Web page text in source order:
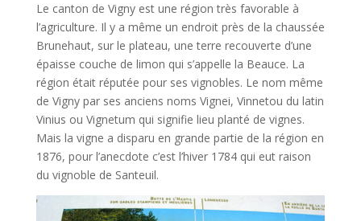
Le canton de Vigny est une région très favorable à
l’agriculture. Il y a même un endroit près de la chaussée
Brunehaut, sur le plateau, une terre recouverte d’une
épaisse couche de limon qui s’appelle la Beauce. La
région était réputée pour ses vignobles. Le nom même
de Vigny par ses anciens noms Vignei, Vinnetou du latin
Vinius ou Vignetum qui signifie lieu planté de vignes.
Mais la vigne a disparu en grande partie de la région en
1876, pour l’anecdote c’est l’hiver 1784 qui eut raison
du vignoble de Santeuil.